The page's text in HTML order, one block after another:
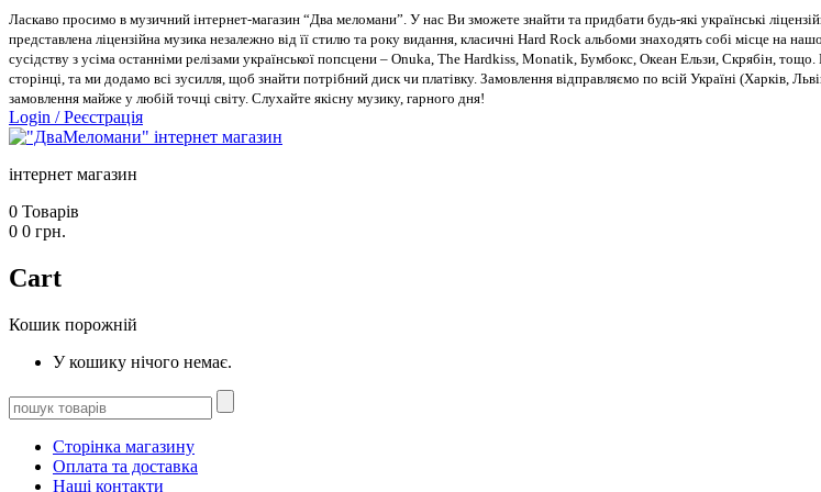
Ласкаво просимо в музичний інтернет-магазин “Два меломани”. У нас Ви зможете знайти та придбати будь-які українські
представлена ліцензійна музика незалежно від її стилю та року видання, класичні Hard Rock альбоми знаходять собі місце на
сусідству з усіма останніми релізами української попсцени – Onuka, The Hardkiss, Monatik, Бумбокс, Океан Ельзи, Скрябін,
сторінці, та ми додамо всі зусилля, щоб знайти потрібний диск чи платівку. Замовлення відправляємо по всій Україні (Харків,
замовлення майже у любій точці світу. Слухайте якісну музику, гарного дня!
Login /Реєстрація
інтернет магазин
0 Товарів
0 0 грн.
Cart
Кошик порожній
У кошику нічого немає.
Сторінка магазину
Оплата та доставка
Наші контакти